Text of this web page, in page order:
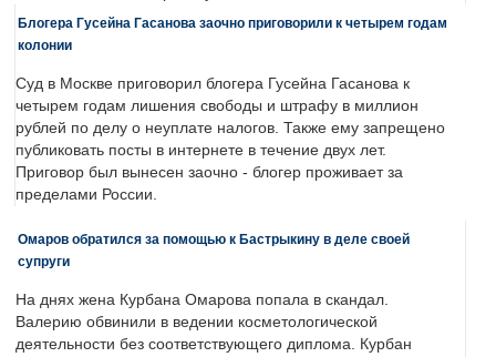
Блогера Гусейна Гасанова заочно приговорили к четырем годам
колонии
Суд в Москве приговорил блогера Гусейна Гасанова к
четырем годам лишения свободы и штрафу в миллион
рублей по делу о неуплате налогов. Также ему запрещено
публиковать посты в интернете в течение двух лет.
Приговор был вынесен заочно - блогер проживает за
пределами России.
Омаров обратился за помощью к Бастрыкину в деле своей
супруги
На днях жена Курбана Омарова попала в скандал.
Валерию обвинили в ведении косметологической
деятельности без соответствующего диплома. Курбан